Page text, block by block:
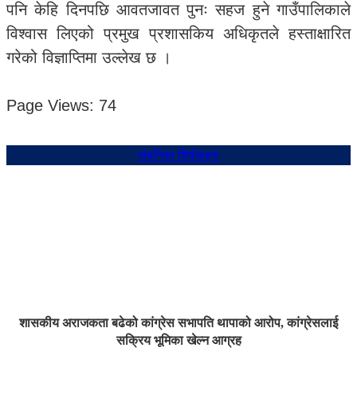
पनि केहि दिनपछि आवतजावत पुनः सहज हुने गाउँपालिकाले
विश्वास लिएको प्रमुख प्रशासकिय अधिकृतले हस्ताक्षारित
गरेको विज्ञाप्तिमा उल्लेख छ ।
Page Views: 74
संबन्धित शिर्षकहरु
शासकीय अराजकता बढेको कांग्रेस सभापति थापाको आरोप, कांग्रेसलाई
सक्रिय भूमिका खेल्न आग्रह